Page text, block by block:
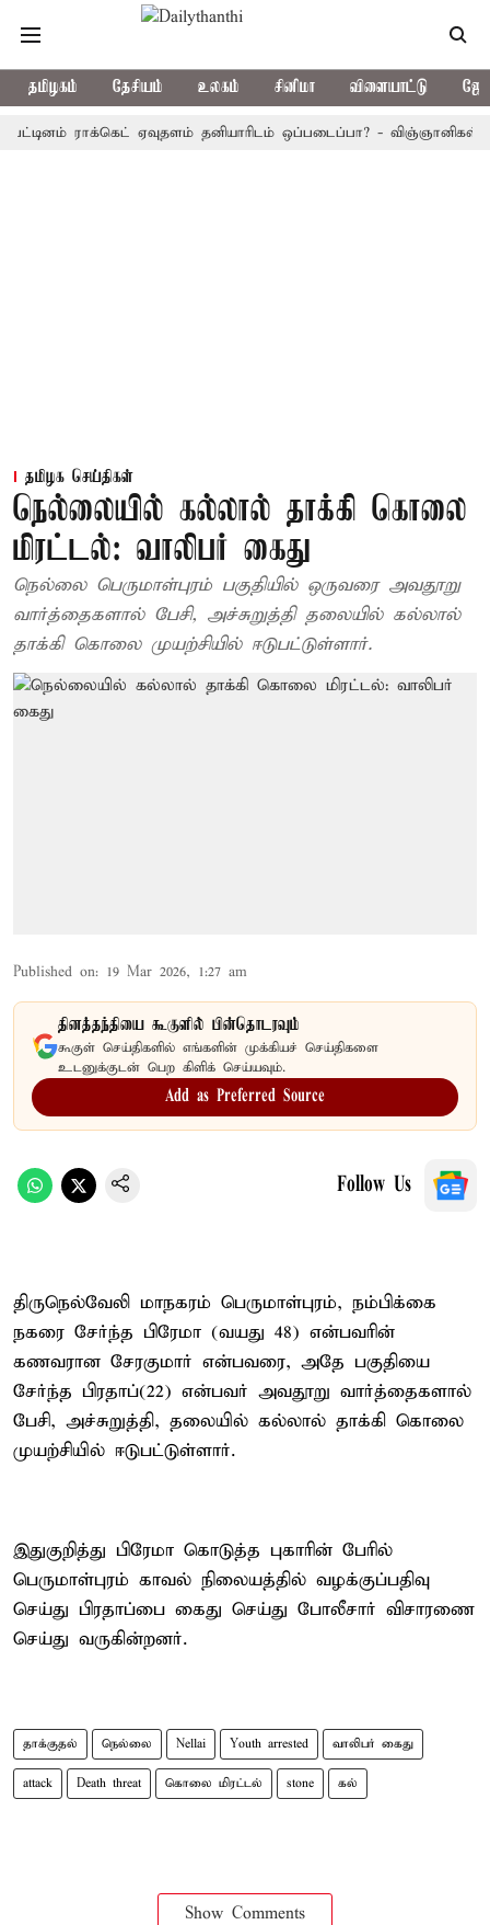
தமிழகம் தேசியம் உலகம் சினிமா விளையாட்டு
ராக்கெட் ஏவுதளம் தனியாரிடம் ஒப்படைப்பா? - விஞ்ஞானிகள்
தமிழக செய்திகள்
நெல்லையில் கல்லால் தாக்கி கொலை
மிரட்டல்: வாலிபர் கைது
நெல்லை பெருமாள்புரம் பகுதியில் ஒருவரை அவதூறு
வார்த்தைகளால் பேசி, அச்சுறுத்தி தலையில் கல்லால்
தாக்கி கொலை முயற்சியில் ஈடுபட்டுள்ளார்.
Published on: 19 Mar 2026, 1:27 am
தினத்தந்தியை கூகுளில் பின்தொடரவும்
கூகுள் செய்திகளில் எங்களின் முக்கியச் செய்திகளை
உடனுக்குடன் பெற கிளிக் செய்யவும்.
Add as Preferred Source
Follow Us
திருநெல்வேலி மாநகரம் பெருமாள்புரம், நம்பிக்கை
நகரை சேர்ந்த பிரேமா (வயது 48) என்பவரின்
கணவரான சேரகுமார் என்பவரை, அதே பகுதியை
சேர்ந்த பிரதாப்(22) என்பவர் அவதூறு வார்த்தைகளால்
பேசி, அச்சுறுத்தி, தலையில் கல்லால் தாக்கி கொலை
முயற்சியில் ஈடுபட்டுள்ளார்.
இதுகுறித்து பிரேமா கொடுத்த புகாரின் பேரில்
பெருமாள்புரம் காவல் நிலையத்தில் வழக்குப்பதிவு
செய்து பிரதாப்பை கைது செய்து போலீசார் விசாரணை
செய்து வருகின்றனர்.
தாக்குதல் நெல்லை Nellai Youth arrested வாலிபர் கைது
attack Death threat கொலை மிரட்டல் stone கல்
Show Comments